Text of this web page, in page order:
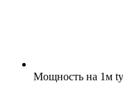
Мощность на 1м